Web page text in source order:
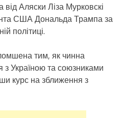
Аляски Ліза Мурковскі
США Дональда Трампа за
політиці.
тим, як чинна
з Україною та союзниками
курс на зближення з